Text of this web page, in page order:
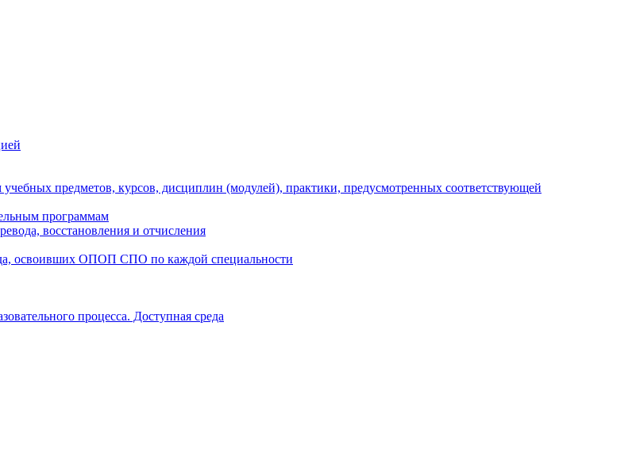
предметов, курсов, дисциплин (модулей), практики, предусмотренных соответствующей
программам
восстановления и отчисления
освоивших ОПОП СПО по каждой специальности
процесса. Доступная среда